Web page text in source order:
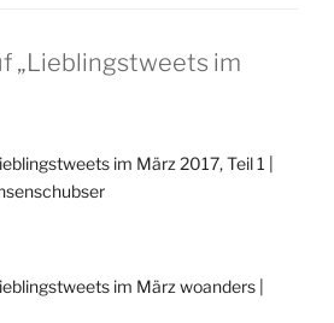
„Lieblingstweets im
im März 2017, Teil 1 |
im März woanders |